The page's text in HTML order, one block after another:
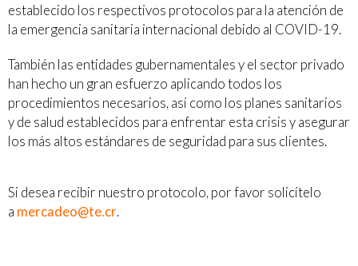
establecido los respectivos protocolos para la atención de
la emergencia sanitaria internacional debido al COVID-19.
También las entidades gubernamentales y el sector privado
han hecho un gran esfuerzo aplicando todos los
procedimientos necesarios, así como los planes sanitarios
y de salud establecidos para enfrentar esta crisis y asegurar
los más altos estándares de seguridad para sus clientes.
Si desea recibir nuestro protocolo, por favor solicítelo
a mercadeo@te.cr.